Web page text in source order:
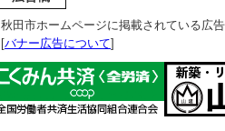
秋田市ホームページに掲載されている広
[バナー広告について]